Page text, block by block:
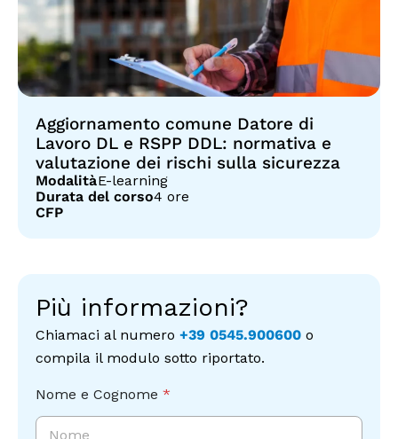
Aggiornamento comune Datore di
Lavoro DL e RSPP DDL: normativa e
valutazione dei rischi sulla sicurezza
ModalitàE-learning
Durata del corso4 ore
CFP
Più informazioni?
Chiamaci al numero +39 0545.900600 o
compila il modulo sotto riportato.
m
a
Nome e Cognome *